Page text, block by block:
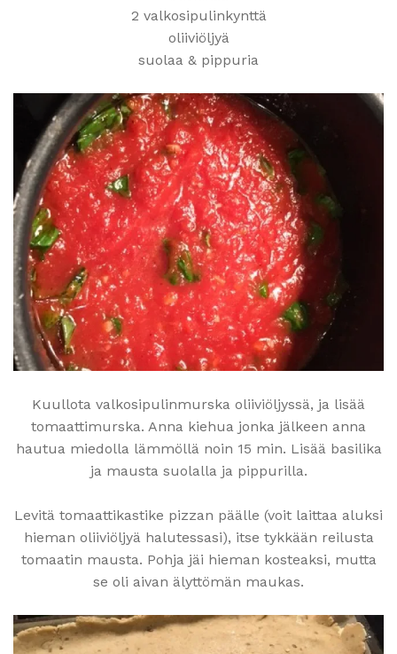
2 valkosipulinkynttä
oliiviöljyä
suolaa & pippuria
Kuullota valkosipulinmurska oliiviöljyssä, ja lisää
tomaattimurska. Anna kiehua jonka jälkeen anna
hautua miedolla lämmöllä noin 15 min. Lisää basilika
ja mausta suolalla ja pippurilla.
Levitä tomaattikastike pizzan päälle (voit laittaa aluksi
hieman oliiviöljyä halutessasi), itse tykkään reilusta
tomaatin mausta. Pohja jäi hieman kosteaksi, mutta
se oli aivan älyttömän maukas.